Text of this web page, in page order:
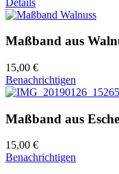
Maßband aus
15,00 €
Benachrichtigen
Maßband aus
15,00 €
Benachrichtigen